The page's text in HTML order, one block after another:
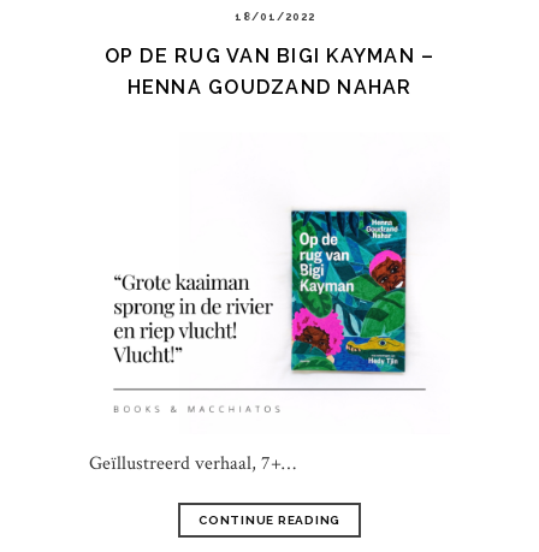
18/01/2022
OP DE RUG VAN BIGI KAYMAN –
HENNA GOUDZAND NAHAR
Geïllustreerd verhaal, 7+…
CONTINUE READING